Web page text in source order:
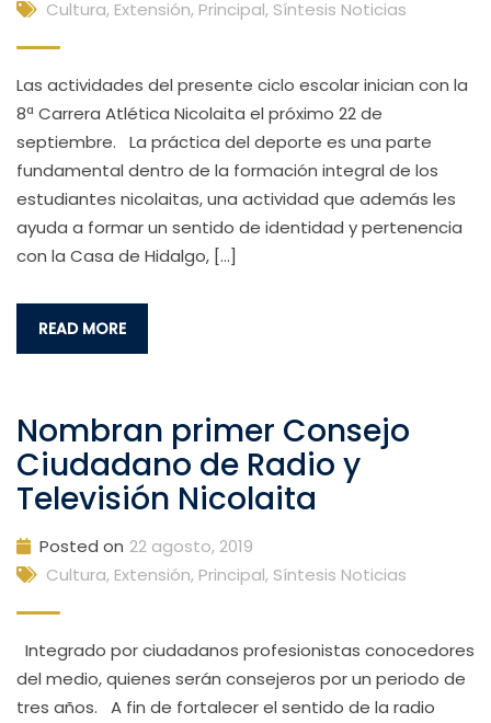
Cultura, Extensión, Principal, Síntesis Noticias
Las actividades del presente ciclo escolar inician con la
8ª Carrera Atlética Nicolaita el próximo 22 de
septiembre. La práctica del deporte es una parte
fundamental dentro de la formación integral de los
estudiantes nicolaitas, una actividad que además les
ayuda a formar un sentido de identidad y pertenencia
con la Casa de Hidalgo, […]
READ MORE
Nombran primer Consejo
Ciudadano de Radio y
Televisión Nicolaita
Posted on 22 agosto, 2019
Cultura, Extensión, Principal, Síntesis Noticias
Integrado por ciudadanos profesionistas conocedores
del medio, quienes serán consejeros por un periodo de
tres años. A fin de fortalecer el sentido de la radio